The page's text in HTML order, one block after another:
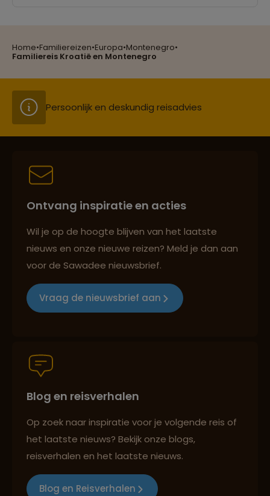
Home•Familiereizen•Europa•Montenegro•
Familiereis Kroatië en Montenegro
Groepsreizen mét indivuele vrijheid
Persoonlijk en deskundig reisadvies
Best beoordeelde reisroutes
Reizen met oog voor mens, cultuur en milieu
Ontvang inspiratie en acties
Wil je op de hoogte blijven van het laatste
nieuws en onze nieuwe reizen? Meld je dan aan
voor de Sawadee nieuwsbrief.
Vraag de nieuwsbrief aan
Blog en reisverhalen
Op zoek naar inspiratie voor je volgende reis of
het laatste nieuws? Bekijk onze blogs,
reisverhalen en het laatste nieuws.
Blog en Reisverhalen